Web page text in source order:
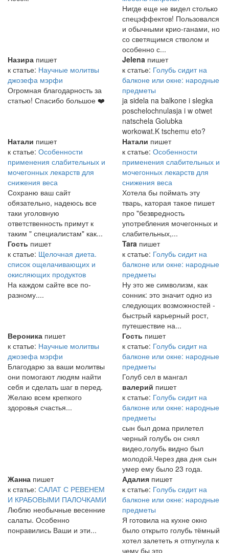
Нигде еще не видел столько
спецэффектов! Пользовался
и обычными крио-ганами, но
со светящимся стволом и
особенно с...
Назира пишет
к статье: Научные молитвы
джозефа мэрфи
Огромная благодарность за
статью! Спасибо большое ❤️
Jelena пишет
к статье: Голубь сидит на
балконе или окне: народные
предметы
ja sidela na balkone i slegka
poschelochnulasja i w otwet
natschela Golubka
workowat.K tschemu eto?
Натали пишет
к статье: Особенности
применения слабительных и
мочегонных лекарств для
снижения веса
Сохраню ваш сайт
обязательно, надеюсь все
таки уголовную
ответственность примут к
таким " специалистам" как...
Натали пишет
к статье: Особенности
применения слабительных и
мочегонных лекарств для
снижения веса
Хотела бы поймать эту
тварь, каторая такое пишет
про "безвредность
употребления мочегонных и
слабительных,...
Гость пишет
к статье: Щелочная диета.
список ощелачивающих и
окисляющих продуктов
На каждом сайте все по-
разному....
Tara пишет
к статье: Голубь сидит на
балконе или окне: народные
предметы
Ну это же символизм, как
сонник: это значит одно из
следующих возможностей -
быстрый карьерный рост,
путешествие на...
Вероника пишет
к статье: Научные молитвы
джозефа мэрфи
Благодарю за ваши молитвы
они помогают людям найти
себя и сделать шаг в перед.
Желаю всем крепкого
здоровья счастья...
Гость пишет
к статье: Голубь сидит на
балконе или окне: народные
предметы
Голуб сел в мангал
валерий пишет
к статье: Голубь сидит на
балконе или окне: народные
предметы
сын был дома прилетел
черный голубь он снял
видео,голубь видно был
молодой.Через два дня сын
умер ему было 23 года.
Жанна пишет
к статье: САЛАТ С РЕВЕНЕМ
И КРАБОВЫМИ ПАЛОЧКАМИ
Люблю необычные весенние
салаты. Особенно
понравились Ваши и эти...
Адалия пишет
к статье: Голубь сидит на
балконе или окне: народные
предметы
Я готовила на кухне окно
было открыто голубь тёмный
хотел залететь я отпугнула к
чему бы это